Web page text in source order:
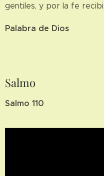
gentiles, y por la fe
Palabra de Dios
Salmo
Salmo 110